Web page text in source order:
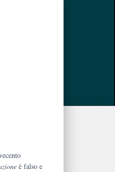
è falso e